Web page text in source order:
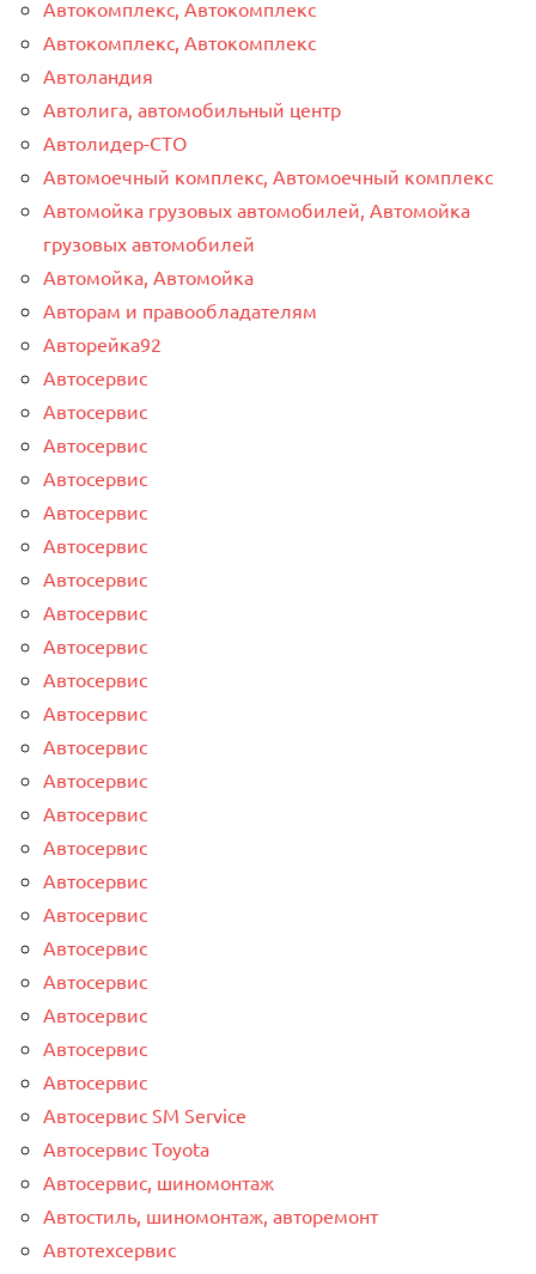
Автокомплекс, Автокомплекс
Автокомплекс, Автокомплекс
Автоландия
Автолига, автомобильный центр
Автолидер-СТО
Автомоечный комплекс, Автомоечный комплекс
Автомойка грузовых автомобилей, Автомойка
грузовых автомобилей
Автомойка, Автомойка
Авторам и правообладателям
Авторейка92
Автосервис
Автосервис
Автосервис
Автосервис
Автосервис
Автосервис
Автосервис
Автосервис
Автосервис
Автосервис
Автосервис
Автосервис
Автосервис
Автосервис
Автосервис
Автосервис
Автосервис
Автосервис
Автосервис
Автосервис
Автосервис
Автосервис
Автосервис SM Service
Автосервис Toyota
Автосервис, шиномонтаж
Автостиль, шиномонтаж, авторемонт
Автотехсервис